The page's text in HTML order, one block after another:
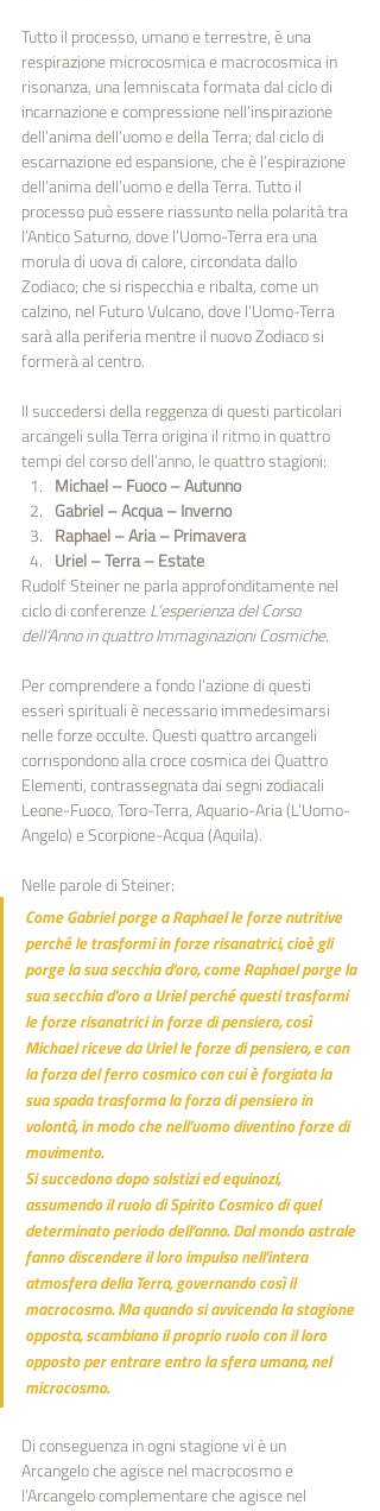
Tutto il processo, umano e terrestre, è una
respirazione microcosmica e macrocosmica in
risonanza, una lemniscata formata dal ciclo di
incarnazione e compressione nell’inspirazione
dell’anima dell’uomo e della Terra; dal ciclo di
escarnazione ed espansione, che è l’espirazione
dell’anima dell’uomo e della Terra. Tutto il
processo può essere riassunto nella polarità tra
l’Antico Saturno, dove l’Uomo-Terra era una
morula di uova di calore, circondata dallo
Zodiaco; che si rispecchia e ribalta, come un
calzino, nel Futuro Vulcano, dove l’Uomo-Terra
sarà alla periferia mentre il nuovo Zodiaco si
formerà al centro.
Il succedersi della reggenza di questi particolari
arcangeli sulla Terra origina il ritmo in quattro
tempi del corso dell’anno, le quattro stagioni:
Michael – Fuoco – Autunno
Gabriel – Acqua – Inverno
Raphael – Aria – Primavera
Uriel – Terra – Estate
Rudolf Steiner ne parla approfonditamente nel
ciclo di conferenze L’esperienza del Corso
dell’Anno in quattro Immaginazioni Cosmiche.
Per comprendere a fondo l’azione di questi
esseri spirituali è necessario immedesimarsi
nelle forze occulte. Questi quattro arcangeli
corrispondono alla croce cosmica dei Quattro
Elementi, contrassegnata dai segni zodiacali
Leone-Fuoco, Toro-Terra, Aquario-Aria (L’Uomo-
Angelo) e Scorpione-Acqua (Aquila).
Nelle parole di Steiner:
Come Gabriel porge a Raphael le forze nutritive
perché le trasformi in forze risanatrici, cioè gli
porge la sua secchia d’oro, come Raphael porge la
sua secchia d’oro a Uriel perché questi trasformi
le forze risanatrici in forze di pensiero, così
Michael riceve da Uriel le forze di pensiero, e con
la forza del ferro cosmico con cui è forgiata la
sua spada trasforma la forza di pensiero in
volontà, in modo che nell’uomo diventino forze di
movimento.
Si succedono dopo solstizi ed equinozi,
assumendo il ruolo di Spirito Cosmico di quel
determinato periodo dell’anno. Dal mondo astrale
fanno discendere il loro impulso nell’intera
atmosfera della Terra, governando così il
macrocosmo. Ma quando si avvicenda la stagione
opposta, scambiano il proprio ruolo con il loro
opposto per entrare entro la sfera umana, nel
microcosmo.
Di conseguenza in ogni stagione vi è un
Arcangelo che agisce nel macrocosmo e
l’Arcangelo complementare che agisce nel